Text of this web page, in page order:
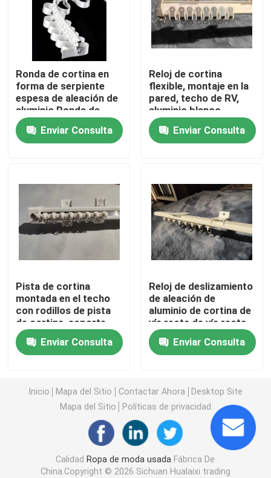
Viaje de la fábrica
Control de calidad
Éntrenos en contacto con
Pida una cita
Ropa Infantil Primaria
Zapatos de los hombres de la segunda mano
2dos bolsos de mano
Bolsos de lujo de segunda mano
Zapatos usados ​​para niños
Trajes Casuales De Otoño
Camisas para hombre nuevo modelo
Ronda de cortina en
forma de serpiente
espesa de aleación de
aluminio Ronda de
cortina deslizante
Enviar Consulta
Reloj de cortina
flexible, montaje en la
pared, techo de RV,
aluminio blanco
Enviar Consulta
Pista de cortina
montada en el techo
con rodillos de pista
de cortina, soporte
lateral soporte
superiorEnviar Consulta
Reloj de deslizamiento
de aleación de
aluminio de cortina de
vía recta de vía recta,
código superior,
código lateral,
conjunto de
Enviar Consulta
Inicio Mapa del Sitio Contactar Ahora
Desktop Site
Mapa del Sitio
Políticas de privacidad
Calidad Ropa de moda usada Fábrica De
China.Copyright © 2026 Sichuan Hualaixi trading